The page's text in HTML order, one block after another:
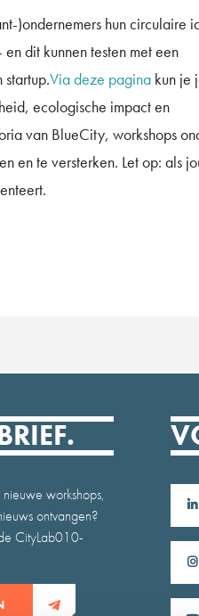
)ondernemers hun circulaire
dit kunnen testen met een
Via deze paginakun je
ecologische impact en
van BlueCity, workshops
en te versterken. Let op: als
workshops,
ontvangen?
CityLab010-